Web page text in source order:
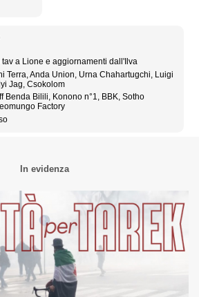
a Lione e aggiornamenti dall'Ilva
Terra, Anda Union, Urna Chahartugchi, Luigi
Jag, Csokolom
Benda Bilili, Konono n°1, BBK, Sotho
Factory
In evidenza